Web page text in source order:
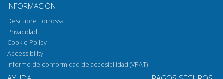
INFORMACIÓN
Descubre Torrossa
Privacidad
Cookie Policy
Accessibility
Informe de conformidad de accesibilidad (VPAT)